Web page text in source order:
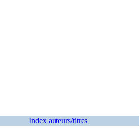
Index auteurs/titres